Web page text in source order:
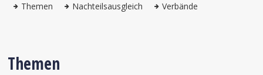
Themen
Nachteilsausgleich Verbände
Themen